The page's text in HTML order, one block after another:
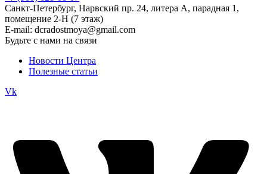
Санкт-Петербург, Нарвский пр. 24, литера А, парадная 1,
помещение 2-Н (7 этаж)
E-mail: dcradostmoya@gmail.com
Будьте с нами на связи
Новости Центра
Полезные статьи
Vk